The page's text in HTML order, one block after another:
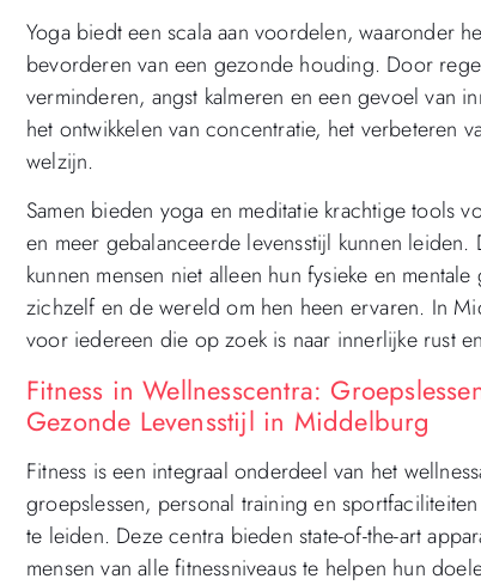
Yoga biedt een scala aan voordelen, waaronder
bevorderen van een gezonde houding. Door
verminderen, angst kalmeren en een gevoel van
het ontwikkelen van concentratie, het verbeteren
welzijn.
Samen bieden yoga en meditatie krachtige tools
en meer gebalanceerde levensstijl kunnen
kunnen mensen niet alleen hun fysieke en
zichzelf en de wereld om hen heen ervaren. In
voor iedereen die op zoek is naar innerlijke rust
Fitness in Wellnesscentra:
Gezonde Levensstijl in Middelburg
Fitness is een integraal onderdeel van het
groepslessen, personal training en
te leiden. Deze centra bieden state-of-the-art
mensen van alle fitnessniveaus te helpen hun